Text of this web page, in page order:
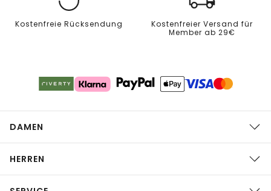
Kostenfreie Rücksendung
Kostenfreier Versand für
Member ab 29€
DAMEN
HERREN